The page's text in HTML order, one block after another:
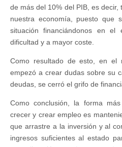
de más del 10% del PIB, es
nuestra economía, puesto que
situación financiándonos en
dificultad y a mayor coste.
Como resultado de esto, en el
empezó a crear dudas sobre su
deudas, se cerró el grifo de
Como conclusión, la forma
crecer y crear empleo es
que arrastre a la inversión y al
ingresos suficientes al estado